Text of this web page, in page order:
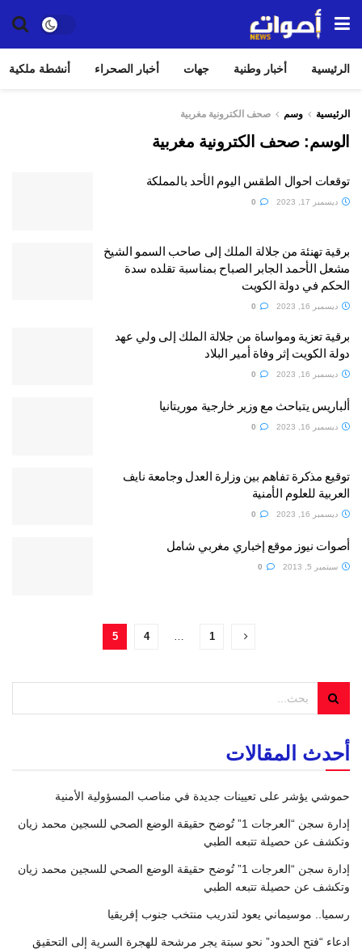
الرئيسية أخبار وطنية جهات أخبار الصحراء أنشطة ملكية
الرئيسية وسم صحف الكترونية مغربية
الوسم:صحف الكترونية مغربية
توقعات احوال الطقس اليوم الأحد بالمملكة
ديسمبر 17, 2023
برقية تهنئة من جلالة الملك إلى صاحب السمو الشيخ
مشعل الأحمد الجابر الصباح بمناسبة تقلده سدة
الحكم في دولة الكويت
ديسمبر 16, 2023
برقية تعزية ومواساة من جلالة الملك إلى ولي عهد
دولة الكويت إثر وفاة أمير البلاد
ديسمبر 16, 2023
ألباريس يتباحث مع وزير خارجية موريتانيا
ديسمبر 16, 2023
توقيع مذكرة تفاهم بين وزارة العدل وجامعة نايف
العربية للعلوم الأمنية
ديسمبر 16, 2023
أصوات نيوز موقع إخباري مغربي شامل
سبتمبر 5, 2013
1
4
5
أحدث المقالات
حموشي يؤشر على تعيينات جديدة في مناصب المسؤولية الأمنية
إدارة سجن “العرجات 1” تُوضح حقيقة الوضع الصحي للسجين محمد زيان
وتكشف عن حصيلة تتبعه الطبي
إدارة سجن “العرجات 1” تُوضح حقيقة الوضع الصحي للسجين محمد زيان
وتكشف عن حصيلة تتبعه الطبي
رسميا.. موسيماني يعود لتدريب منتخب جنوب إفريقيا
ادعاء “فتح الحدود” نحو سبتة يجر مرشحة للهجرة السرية إلى التحقيق